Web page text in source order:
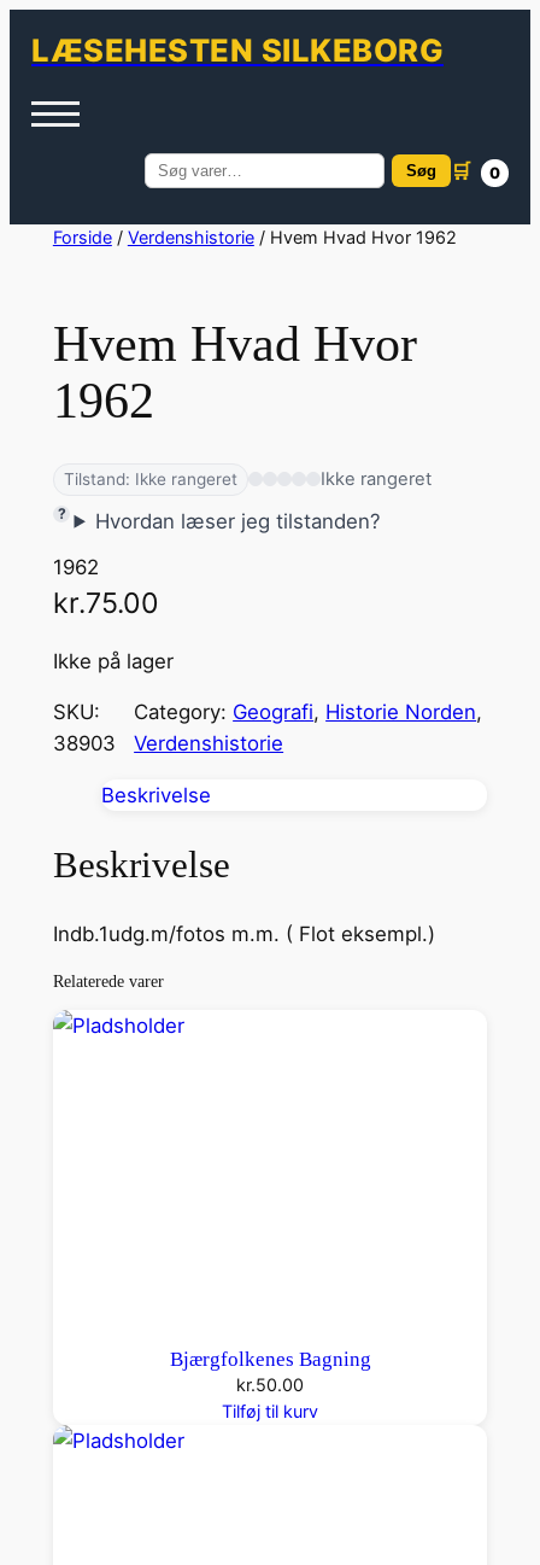
LÆSEHESTEN SILKEBORG
Søg
Søg 🛒 0
SpringForside/ Verdenshistorie/ Hvem Hvad Hvor 1962
Hvem Hvad Hvor
1962
Tilstand: Ikke rangeret Ikke rangeret
Hvordan læser jeg tilstanden?
1962
kr.75.00
Ikke på lager
SKU:
38903
Category: Geografi, Historie Norden
Verdenshistorie
Beskrivelse
Beskrivelse
Indb.1udg.m/fotos m.m. ( Flot eksempl.)
Relaterede varer
Bjærgfolkenes Bagning
kr.50.00
Tilføj til kurv